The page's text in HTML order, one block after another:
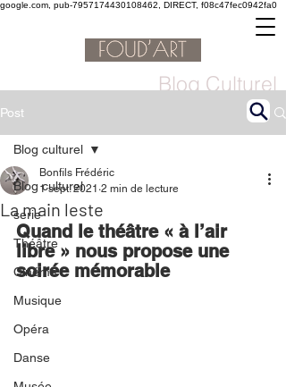
google.com, pub-7957174430108462, DIRECT, f08c47fec0942fa0
Blog Culturel
Post
Blog culturel
serie
Théâtre
Cinéma
Musique
Opéra
Danse
Blog culturel
La main leste
Bonfils Frédéric
1 sept. 2021 2 min de lecture
Quand le théâtre « à l’air
libre » nous propose une
soirée mémorable